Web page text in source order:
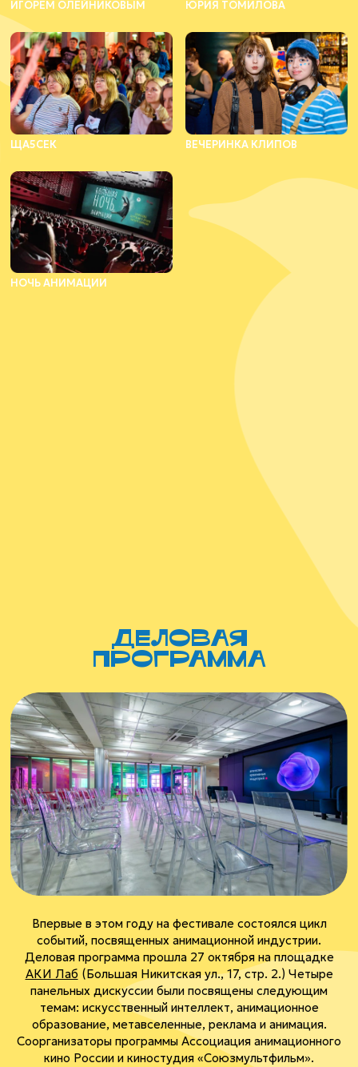
ИГОРЕМ ОЛЕЙНИКОВЫМ ЮРИЯ ТОМИЛОВА
ЩА5СЕК ВЕЧЕРИНКА КЛИПОВ
НОЧЬ АНИМАЦИИ
деловая
программа
Впервые в этом году на фестивале состоялся цикл
событий, посвященных анимационной индустрии.
Деловая программа прошла 27 октября на площадке
АКИ Лаб (Большая Никитская ул., 17, стр. 2.) Четыре
панельных дискуссии были посвящены следующим
темам: искусственный интеллект, анимационное
образование, метавселенные, реклама и анимация.
Соорганизаторы программы Ассоциация анимационного
кино России и киностудия «Союзмультфильм».